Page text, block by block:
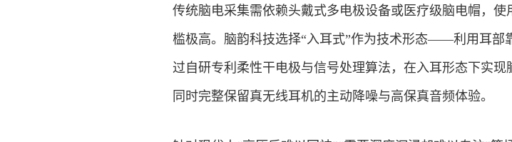
传统脑电采集需依赖头戴式多电极设备或医疗级脑电帽，使
槛极高。脑韵科技选择“入耳式”作为技术形态——利用耳部
过自研专利柔性干电极与信号处理算法，在入耳形态下实现
同时完整保留真无线耳机的主动降噪与高保真音频体验。